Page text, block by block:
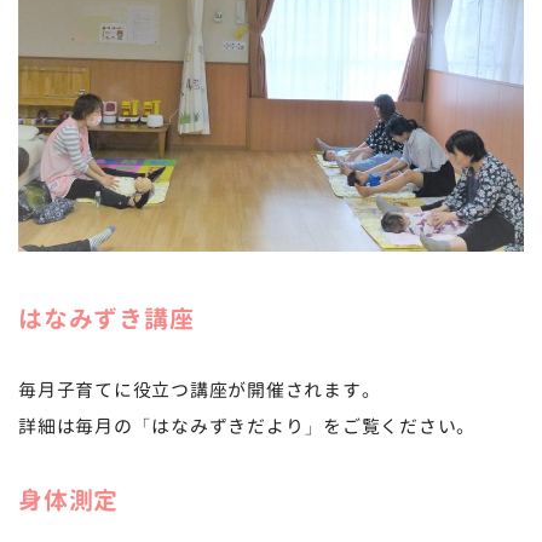
はなみずき講座
毎月子育てに役立つ講座が開催されます。
詳細は毎月の「はなみずきだより」をご覧ください。
身体測定